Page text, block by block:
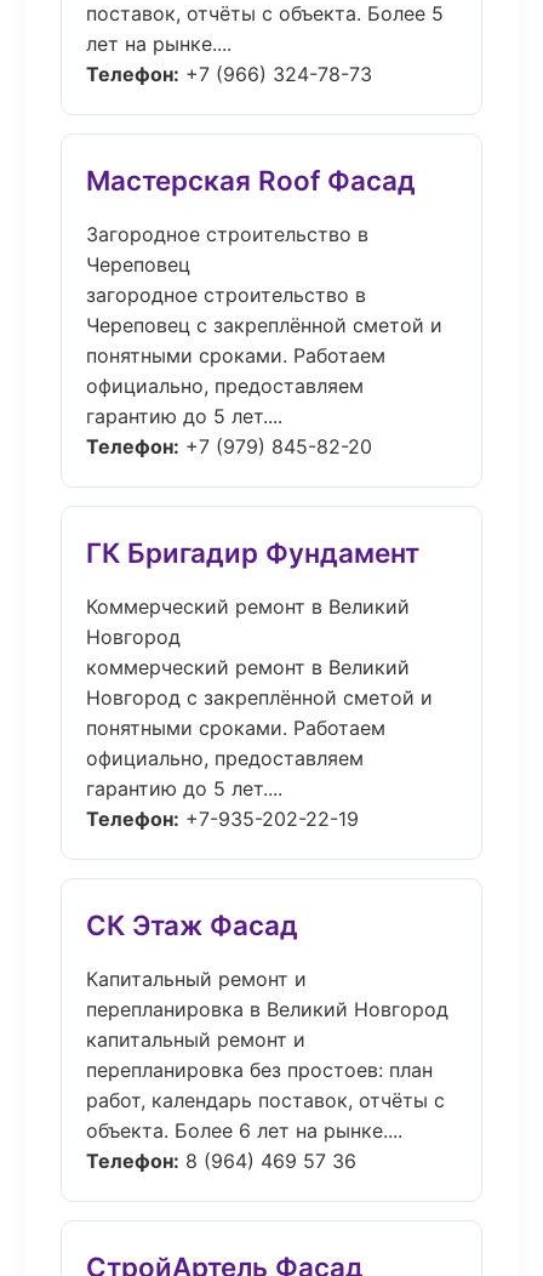
поставок, отчёты с объекта. Более 5
лет на рынке....
Телефон: +7 (966) 324-78-73
Мастерская Roof Фасад
Загородное строительство в
Череповец
загородное строительство в
Череповец с закреплённой сметой и
понятными сроками. Работаем
официально, предоставляем
гарантию до 5 лет....
Телефон: +7 (979) 845-82-20
ГК Бригадир Фундамент
Коммерческий ремонт в Великий
Новгород
коммерческий ремонт в Великий
Новгород с закреплённой сметой и
понятными сроками. Работаем
официально, предоставляем
гарантию до 5 лет....
Телефон: +7-935-202-22-19
СК Этаж Фасад
Капитальный ремонт и
перепланировка в Великий Новгород
капитальный ремонт и
перепланировка без простоев: план
работ, календарь поставок, отчёты с
объекта. Более 6 лет на рынке....
Телефон: 8 (964) 469 57 36
СтройАртель Фасад